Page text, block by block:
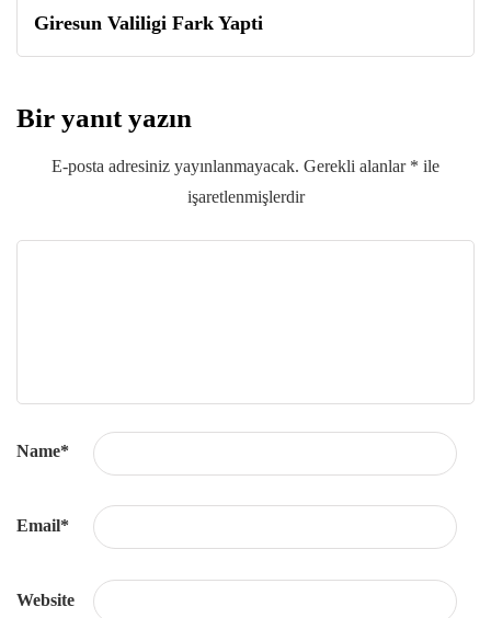
Giresun Valiligi Fark Yapti
Bir yanıt yazın
E-posta adresiniz yayınlanmayacak. Gerekli alanlar * ile
işaretlenmişlerdir
Name*
Email*
Website